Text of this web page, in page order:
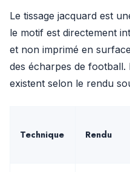
Le tissage jacquard est
le motif est directement
et non imprimé en
des écharpes de
existent selon le rendu
Technique Rendu